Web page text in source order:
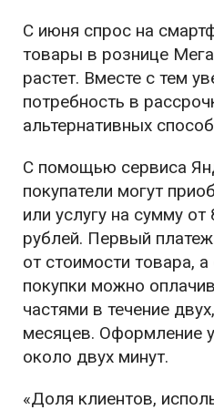
С июня спрос на
товары в рознице
растет. Вместе с тем
потребность в
альтернативных
С помощью сервиса
покупатели могут
или услугу на сумму
рублей. Первый платеж
от стоимости товара,
покупки можно
частями в течение
месяцев. Оформление
около двух минут.
«Доля клиентов,